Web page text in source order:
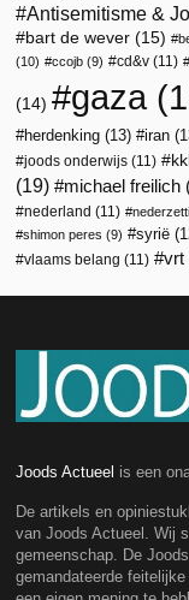
Antisemitisme &
bart de wever (15)
(10)
ccojb (9) cd&v (11)
(14) gaza
herdenking (13) iran
joods onderwijs (11)
(19)
michael freilich
nederland (11)
shimon peres (9) syrië
vlaams belang (11) vrt
Joods Actueel is een
De artikels en
van Joods Actueel. Wij
gemeenschap. De
gemandateerde